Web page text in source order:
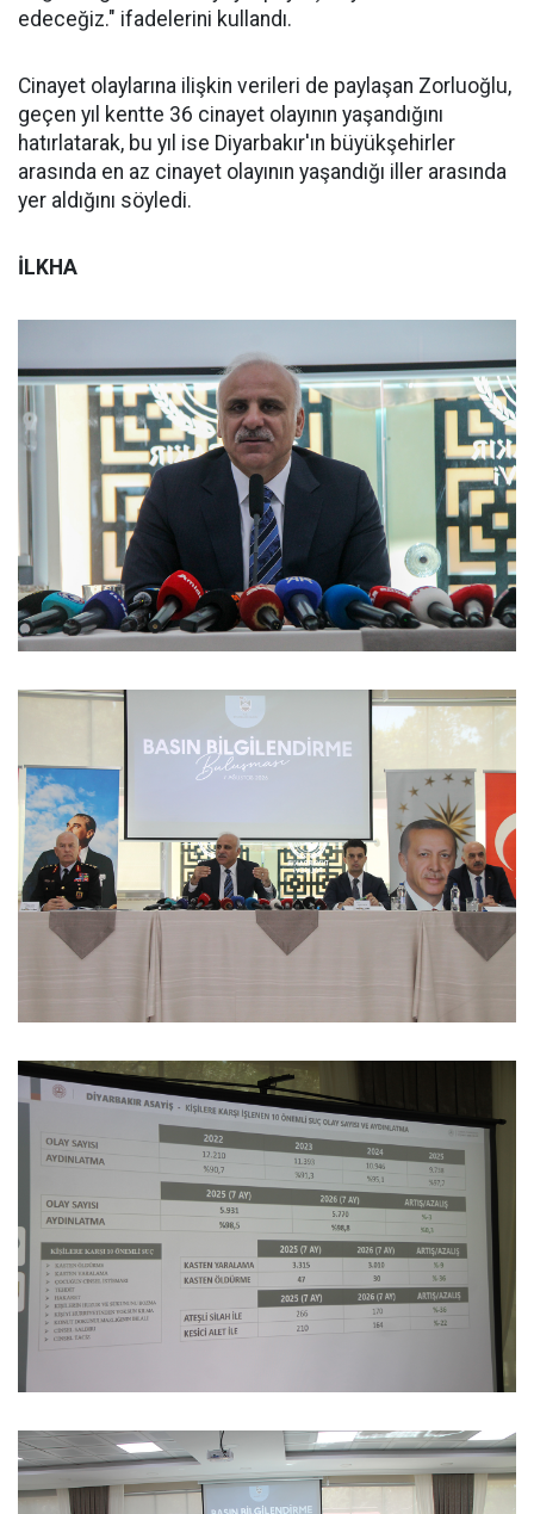
edeceğiz." ifadelerini kullandı.
Cinayet olaylarına ilişkin verileri de paylaşan Zorluoğlu,
geçen yıl kentte 36 cinayet olayının yaşandığını
hatırlatarak, bu yıl ise Diyarbakır'ın büyükşehirler
arasında en az cinayet olayının yaşandığı iller arasında
yer aldığını söyledi.
İLKHA